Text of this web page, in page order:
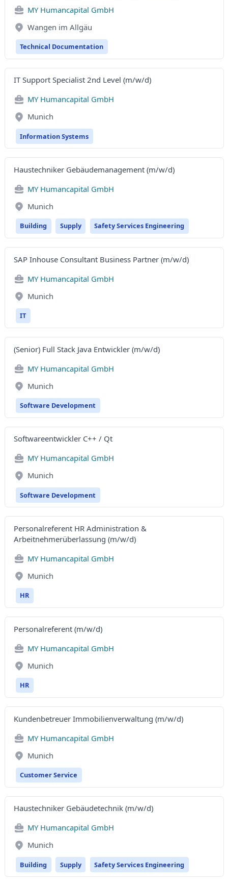
MY Humancapital GmbH
Wangen im Allgäu
Technical Documentation
IT Support Specialist 2nd Level (m/w/d)
MY Humancapital GmbH
Munich
Information Systems
Haustechniker Gebäudemanagement (m/w/d)
MY Humancapital GmbH
Munich
Building Supply Safety Services Engineering
SAP Inhouse Consultant Business Partner (m/w/d)
MY Humancapital GmbH
Munich
IT
(Senior) Full Stack Java Entwickler (m/w/d)
MY Humancapital GmbH
Munich
Software Development
Softwareentwickler C++ / Qt
MY Humancapital GmbH
Munich
Software Development
Personalreferent HR Administration &
Arbeitnehmerüberlassung (m/w/d)
MY Humancapital GmbH
Munich
HR
Personalreferent (m/w/d)
MY Humancapital GmbH
Munich
HR
Kundenbetreuer Immobilienverwaltung (m/w/d)
MY Humancapital GmbH
Munich
Customer Service
Haustechniker Gebäudetechnik (m/w/d)
MY Humancapital GmbH
Munich
Building Supply Safety Services Engineering